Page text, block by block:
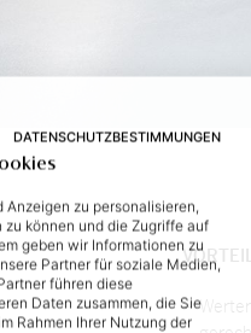
DATENSCHUTZBESTIMMUNGEN
zu personalisieren,
können und die Zugriffe auf
geben wir Informationen zu
Partner für soziale Medien,
führen diese
Daten zusammen, die Sie
Rahmen Ihrer Nutzung der